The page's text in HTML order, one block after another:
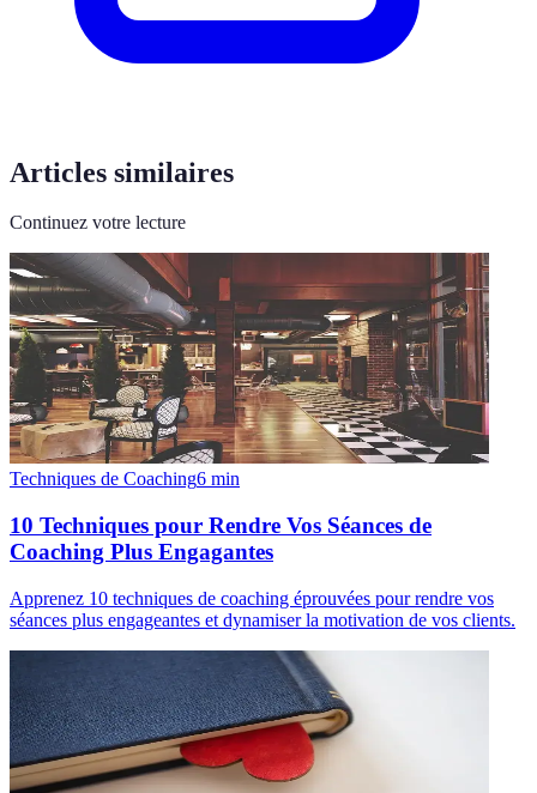
Articles similaires
Continuez votre lecture
Techniques de Coaching6 min
10 Techniques pour Rendre Vos Séances de
Coaching Plus Engagantes
Apprenez 10 techniques de coaching éprouvées pour rendre vos
séances plus engageantes et dynamiser la motivation de vos clients.